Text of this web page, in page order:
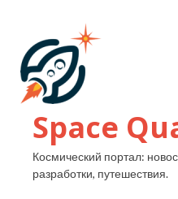
Space
Космический портал:
разработки, путешествия.